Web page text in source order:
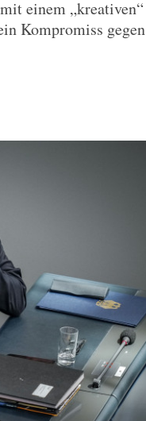
einem „kreativen“
Kompromiss gegen